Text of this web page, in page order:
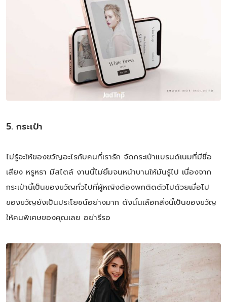
5. กระเป๋า
ไม่รู้จะให้ของขวัญอะไรกับคนที่เรารัก จัดกระเป๋าแบรนด์เนมที่มีชื่อ
เสียง หรูหรา มีสไตล์ งานนี้ไม่ยิ้มจนหน้าบานให้มันรู้ไป เนื่องจาก
กระเป๋านี้เป็นของขวัญทั่วไปที่ผู้หญิงต้องพกติดตัวไปด้วยเมื่อไป
ของขวัญยังเป็นประโยชน์อย่างมาก ดังนั้นเลือกสิ่งนี้เป็นของขวัญ
ให้คนพิเศษของคุณเลย อย่ารีรอ